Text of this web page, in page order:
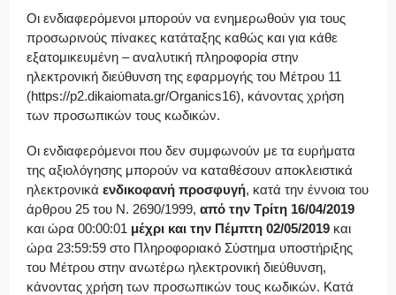
Οι ενδιαφερόμενοι μπορούν να ενημερωθούν για τους
προσωρινούς πίνακες κατάταξης καθώς και για κάθε
εξατομικευμένη – αναλυτική πληροφορία στην
ηλεκτρονική διεύθυνση της εφαρμογής του Μέτρου 11
(https://p2.dikaiomata.gr/Organics16), κάνοντας χρήση
των προσωπικών τους κωδικών.
Οι ενδιαφερόμενοι που δεν συμφωνούν με τα ευρήματα
της αξιολόγησης μπορούν να καταθέσουν αποκλειστικά
ηλεκτρονικά ενδικοφανή προσφυγή, κατά την έννοια του
άρθρου 25 του Ν. 2690/1999, από την Τρίτη 16/04/2019
και ώρα 00:00:01 μέχρι και την Πέμπτη 02/05/2019 και
ώρα 23:59:59 στο Πληροφοριακό Σύστημα υποστήριξης
του Μέτρου στην ανωτέρω ηλεκτρονική διεύθυνση,
κάνοντας χρήση των προσωπικών τους κωδικών. Κατά